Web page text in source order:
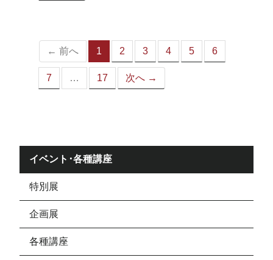
← 前へ 1
（こ
の
2 3 4 5 6
7 … 17 次へ →
イベント･各種講座
特別展
企画展
各種講座